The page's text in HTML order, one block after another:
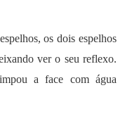
os dois espelhos
ver o seu reflexo.
a face com água